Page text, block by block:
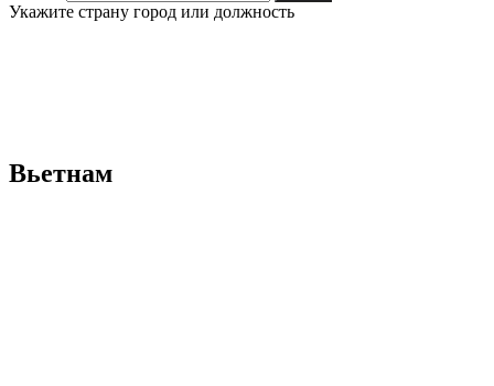
Укажите страну город или должность
Вьетнам